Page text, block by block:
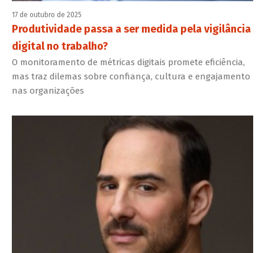
17 de outubro de 2025
Produtividade passa a ser medida pela vigilância
digital no trabalho?
O monitoramento de métricas digitais promete eficiência,
mas traz dilemas sobre confiança, cultura e engajamento
nas organizações